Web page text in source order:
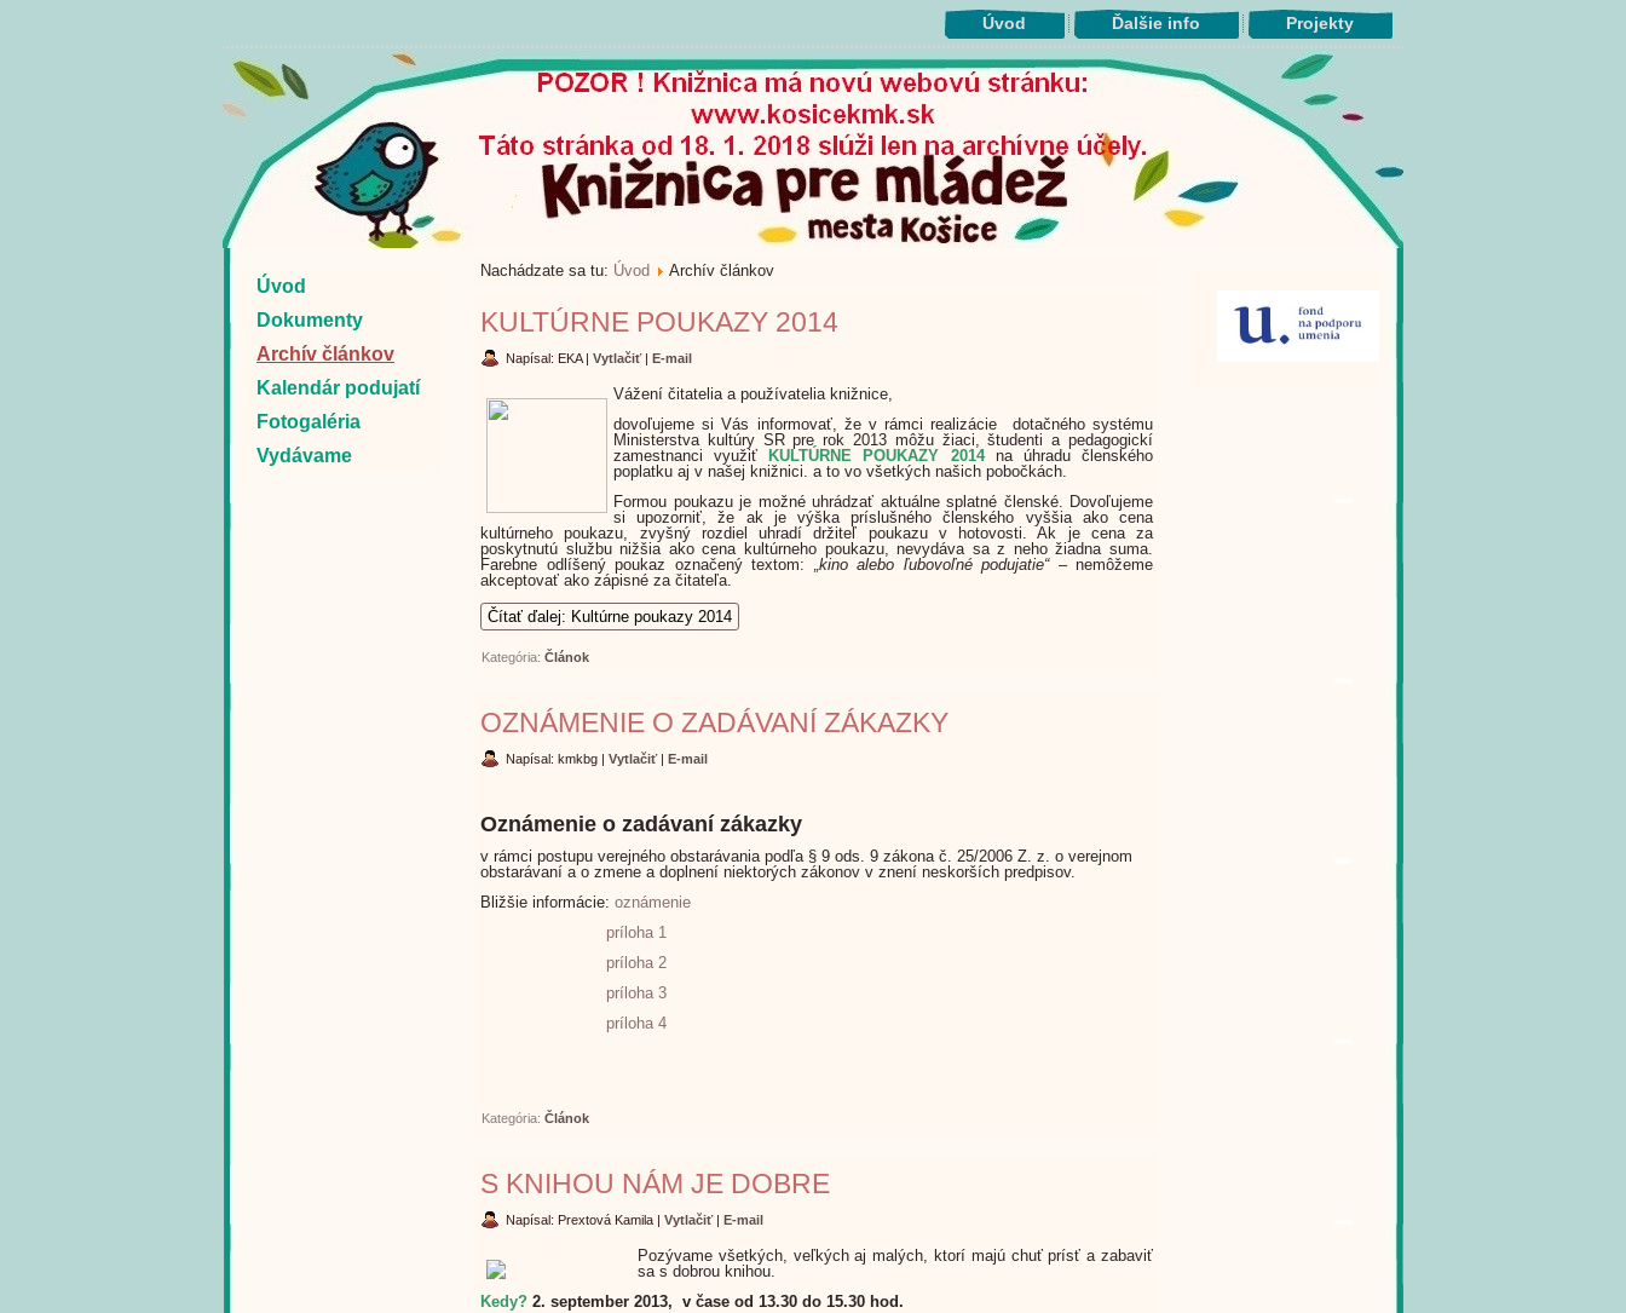
Úvod Ďalšie info Projekty
Úvod
Dokumenty
Archív článkov
Kalendár podujatí
Fotogaléria
Vydávame
Nachádzate sa tu: Úvod Archív článkov
KULTÚRNE POUKAZY 2014
Napísal: EKA| Vytlačiť | E-mail
Vážení čitatelia a používatelia knižnice,
dovoľujeme si Vás informovať, že v rámci realizácie dotačného systému
Ministerstva kultúry SR pre rok 2013 môžu žiaci, študenti a pedagogickí
zamestnanci využiť
KULTÚRNE POUKAZY 2014na úhradu členského
poplatku aj v našej knižnici. a to vo všetkých našich pobočkách.
Formou poukazu je možné uhrádzať aktuálne splatné členské. Dovoľujeme
si upozorniť, že ak je výška príslušného členského vyššia ako cena
kultúrneho poukazu, zvyšný rozdiel uhradí držiteľ poukazu v hotovosti. Ak je cena za
poskytnutú službu nižšia ako cena kultúrneho poukazu, nevydáva sa z neho žiadna suma.
Farebne odlíšený poukaz označený textom: „kino alebo ľubovoľné podujatie“– nemôžeme
akceptovať ako zápisné za čitateľa.
Čítať ďalej: Kultúrne poukazy 2014
Kategória: Článok
OZNÁMENIE O ZADÁVANÍ ZÁKAZKY
Napísal: kmkbg | Vytlačiť | E-mail
Oznámenie o zadávaní zákazky
v rámci postupu verejného obstarávania podľa § 9 ods. 9 zákona č. 25/2006 Z. z. o verejnom
obstarávaní a o zmene a doplnení niektorých zákonov v znení neskorších predpisov.
Bližšie informácie: oznámenie
príloha 1
príloha 2
príloha 3
príloha 4
Kategória: Článok
S KNIHOU NÁM JE DOBRE
Napísal: Prextová Kamila | Vytlačiť | E-mail
Pozývame všetkých, veľkých aj malých, ktorí majú chuť prísť a zabaviť
sa s dobrou knihou.
Kedy? 2. september 2013, v čase od 13.30 do 15.30 hod.